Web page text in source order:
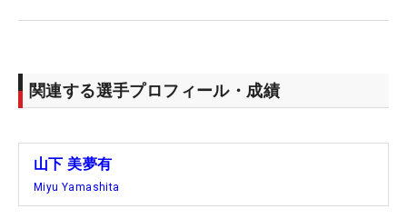
関連する選手プロフィール・成績
山下 美夢有
Miyu Yamashita